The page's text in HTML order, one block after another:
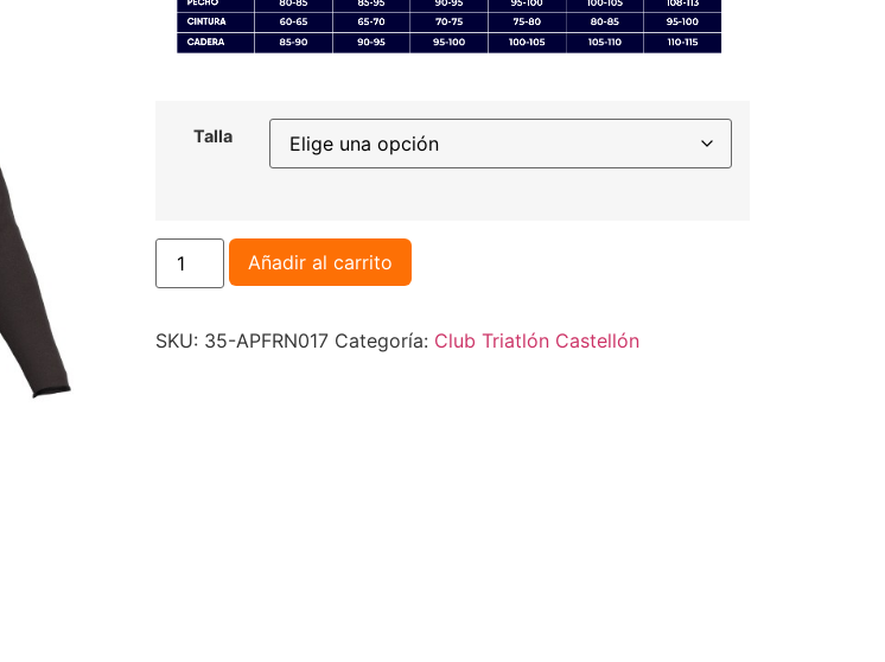
Talla
Añadir al carrito
SKU: 35-APFRN017 Categoría: Club Triatlón Castellón